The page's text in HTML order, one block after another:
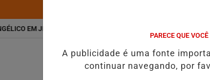
EM JEQUIÉ E REFORÇA PROGRAMAÇÃO COM THALLES
PARECE QUE
A publicidade é uma fonte
continuar navegando, por